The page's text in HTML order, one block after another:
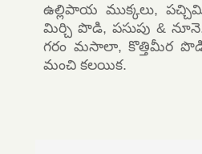
ఉల్లిపాయ ముక్కలు,
మిర్చి పొడి, పసుపు &
గరం మసాలా, కొత్తిమీర పొడి
మంచి కలయిక.